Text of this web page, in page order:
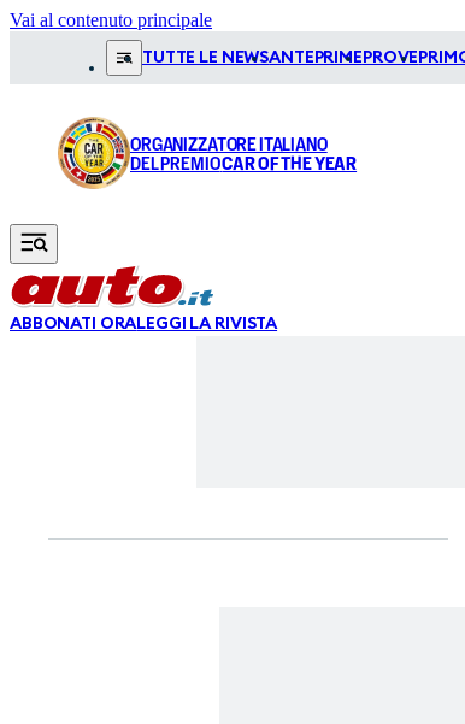
Vai al contenuto principale
TUTTE LE NEWSANTEPRIME PROVE
ORGANIZZATORE ITALIANO
DEL PREMIOCAR OF THE YEAR
ABBONATI ORALEGGI LA RIVISTA